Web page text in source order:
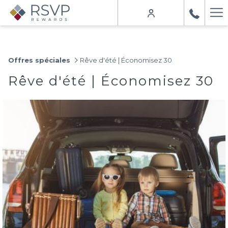
Offres spéciales Rêve d'été | Économisez 30
Rêve d'été | Économisez 30